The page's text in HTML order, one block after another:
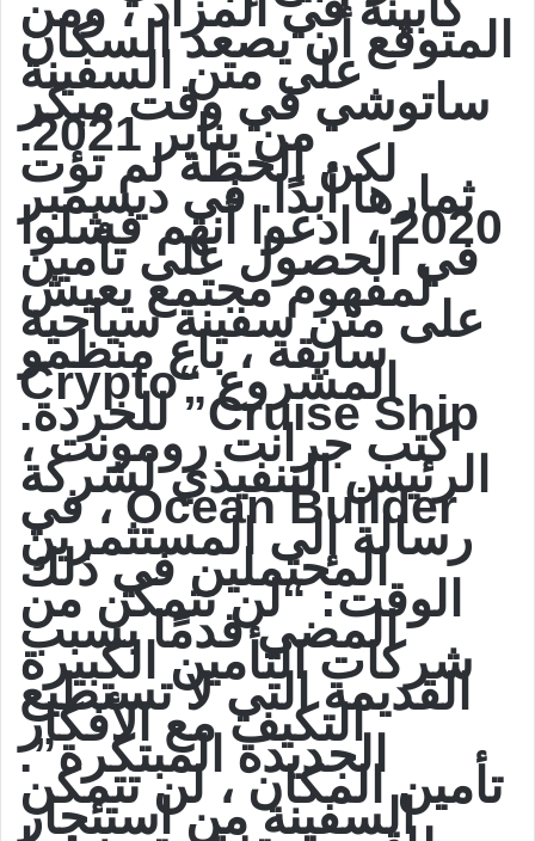
المتوقع أن يصعد السكان
على متن السفينة
ساتوشي في وقت مبكر
من يناير 2021.
لكن الخطة لم تؤت
ثمارها أبدًا. في ديسمبر
2020 ، ادعوا أنهم فشلوا
في الحصول على تأمين
لمفهوم مجتمع يعيش
على متن سفينة سياحية
سابقة ، باع منظمو
المشروع “Crypto
Cruise Ship” للخردة.
كتب جرانت رومونت ،
الرئيس التنفيذي لشركة
Ocean Builder ، في
رسالة إلى المستثمرين
المحتملين في ذلك
الوقت: “لن نتمكن من
المضي قدمًا بسبب
شركات التأمين الكبيرة
القديمة التي لا تستطيع
التكيف مع الأفكار
الجديدة المبتكرة”.
تأمين المكان ، لن تتمكن
السفينة من استئجار